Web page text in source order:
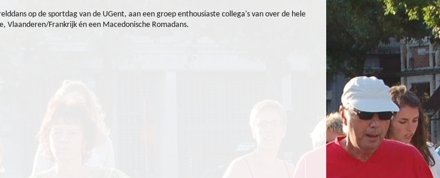
op de sportdag van de UGent, aan een groep enthousiaste collega's van over de hele
Vlaanderen/Frankrijk én een Macedonische Romadans.